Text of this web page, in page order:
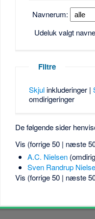
Navnerum:
Udeluk valgt
Filtre
Skjulinkluderinger |
omdirigeringer
De følgende sider
Vis (forrige 50 | næste
A.C. Nielsen
Sven Randrup
Vis (forrige 50 | næste